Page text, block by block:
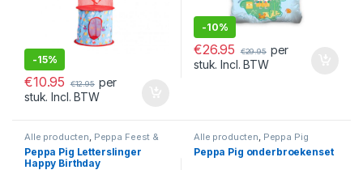
-15%
€10.95 €12.95 per
stuk. Incl. BTW
-10%
€26.95 €29.95 per
stuk. Incl. BTW
Alle producten, Peppa Feest &
Verjaardag Peppa Pig
Peppa Pig Letterslinger
Happy Birthday
Alle producten, Peppa Pig
Peppa Pig onderbroekenset